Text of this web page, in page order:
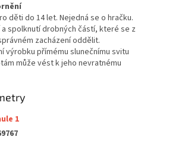
děti do 14 let. Nejedná se o hračku.
spolknutí drobných částí, které se z
zacházení oddělit.
výrobku přímému slunečnímu svitu
může vést k jeho nevratnému
1